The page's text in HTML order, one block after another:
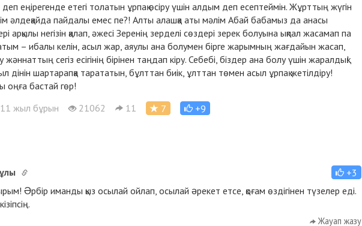
деп еңірегенде етегі толатын ұрпақ өсіру үшін алдым деп есептеймін. Жұрттың жүгін
әлдеқайда пайдалы емес пе?! Алты алашқа аты мәлім Абай бабамыз да анасы
негізін қалап, әжесі Зеренің зерделі сөздері зерек болуына ықпал жасамап па
– ибалы келін, асыл жар, аяулы ана болумен бірге жарымның жағдайын жасап,
сегіз есігінің бірінен таңдап кіру. Себебі, біздер ана болу үшін жаралдық!
шартарапқа тарататын, бұлттан биік, ұлттан төмен асыл ұрпақ жетілдіру!
бастай гөр!
11 жыл бұрын 21062 11 7 +9
+3
Əрбір иманды қыз осылай ойлап, осылай əрекет етсе, қоғам өздігінен түзелер еді.
Жауап жазу